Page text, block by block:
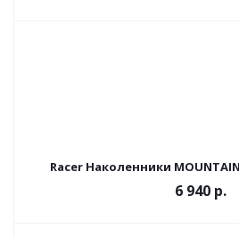
Racer Наколенники MOUNTAIN
6 940 р.